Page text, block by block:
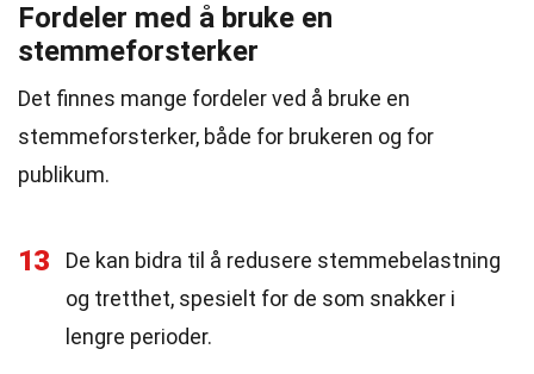
Fordeler med å bruke en
stemmeforsterker
Det finnes mange fordeler ved å bruke en
stemmeforsterker, både for brukeren og for
publikum.
13
De kan bidra til å redusere stemmebelastning
og tretthet, spesielt for de som snakker i
lengre perioder.